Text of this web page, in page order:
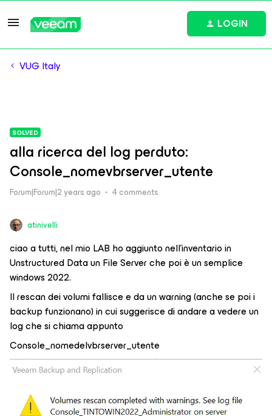
LOGIN
VUG Italy
SOLVED
alla ricerca del log perduto:
Console_nomevbrserver_utente
Forum|Forum|2 years ago 4 comments
atinivelli
ciao a tutti, nel mio LAB ho aggiunto nell’inventario in
Unstructured Dataun File Server che poi è un semplice
windows 2022.
Il rescan dei volumi fallisce e da un warning (anche se poi i
backup funzionano) in cui suggerisce di andare a vedere un
log che si chiama appunto
Console_nomedelvbrserver_utente